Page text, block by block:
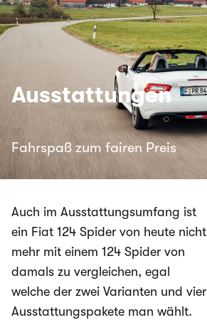
Ausstattungen
Fahrspaß zum fairen Preis
Auch im Ausstattungsumfang ist
ein Fiat 124 Spider von heute nicht
mehr mit einem 124 Spider von
damals zu vergleichen, egal
welche der zwei Varianten und vier
Ausstattungspakete man wählt.